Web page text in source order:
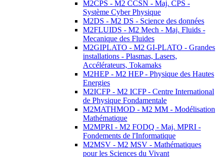
M2CPS - M2 CCSN - Maj. CPS -
Système Cyber Physique
M2DS - M2 DS - Science des données
M2FLUIDS - M2 Mech - Maj. Fluids -
Mecanique des Fluides
M2GIPLATO - M2 GI-PLATO - Grandes
installations - Plasmas, Lasers,
Accélérateurs, Tokamaks
M2HEP - M2 HEP - Physique des Hautes
Energies
M2ICFP - M2 ICFP - Centre International
de Physique Fondamentale
M2MATHMOD - M2 MM - Modélisation
Mathématique
M2MPRI - M2 FODQ - Maj. MPRI -
Fondements de l'Informatique
M2MSV - M2 MSV - Mathématiques
pour les Sciences du Vivant